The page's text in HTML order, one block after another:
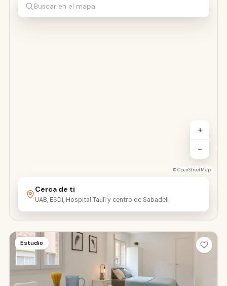
Estudio
Buscar en el mapa
+
−
©OpenStreetMap
Cerca de ti
UAB, ESDI, Hospital Taulí y centro de Sabadell